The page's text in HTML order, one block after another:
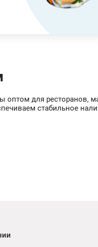
оптом для
стабильное